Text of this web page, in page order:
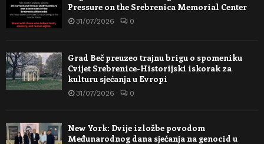
Pressure on the Srebrenica Memorial Center
31/07/2026 0
Grad Beč preuzeo trajnu brigu o spomeniku
Cvijet Srebrenice-Historijski iskorak za
kulturu sjećanja u Evropi
31/07/2026 0
New York: Dvije izložbe povodom
Međunarodnog dana sjećanja na genocid u